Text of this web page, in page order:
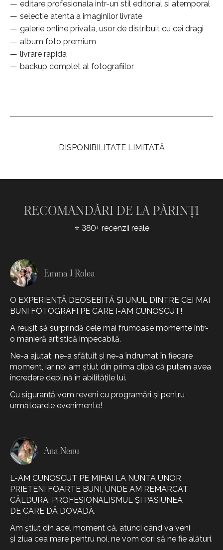
editare profesionala intr-un stil editorial si atemporal
selectie atenta a imaginilor livrate
galerie online privata, usor de distribuit cu cei dragi
album foto premium
livrare rapida
backup complet al fotografiilor
DISPONIBILITATE LIMITATĂ
RECOMANDĂRI DE LA PĂRINȚI
⭐ 380+ recenzii reale
Emma J Rolea
O EXPERIENȚĂ DEOSEBITĂ ȘI UNUL DINTRE CEI MAI
BUNI FOTOGRAFI PE CARE I-AM CUNOSCUT!
A reușit să surprindă cele mai frumoase momente într-
o manieră artistică impecabilă.
Ne-a ajutat, ne-a sfătuit și ne-a îndrumat în fiecare
moment, iar noi am știut din prima clipă că putem avea
încredere deplină în abilitățile lui.
Cu siguranță vom reveni cu programări și pentru
următoarele evenimente!
Ana Nenu
L-AM CUNOSCUT PE MIHAI LA NUNTA UNOR
PRIETENI FOARTE BUNI, UNDE AM REMARCAT
CĂLDURA, PROFESIONALISMUL ȘI PASIUNEA
DE CARE DĂ DOVADĂ.
Am știut din acel moment că, atunci când va veni
și ziua cea mare pentru noi, ne vom dori să ne fie alături.